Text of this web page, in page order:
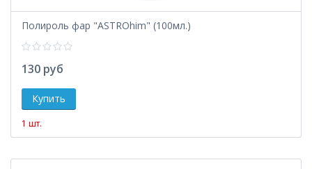
Полироль фар "ASTROhim" (100мл.)
130 руб
1 шт.